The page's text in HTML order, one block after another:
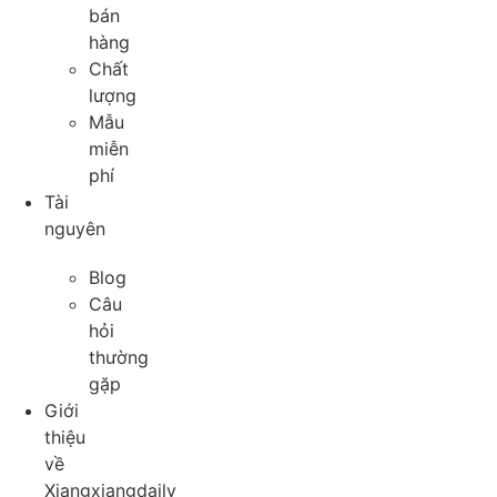
bán
hàng
Chất
lượng
Mẫu
miễn
phí
Tài
nguyên
Blog
Câu
hỏi
thường
gặp
Giới
thiệu
về
Xiangxiangdaily